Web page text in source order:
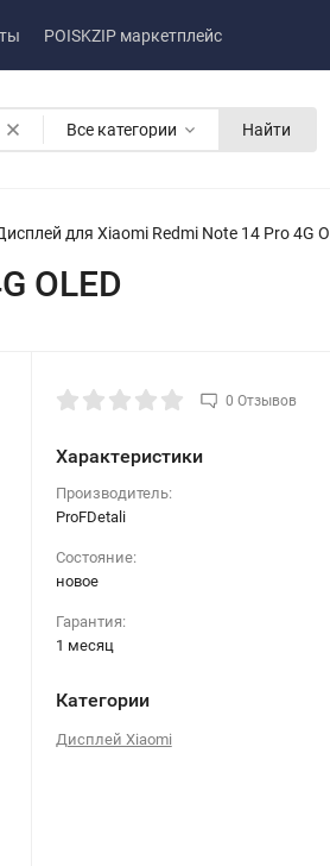
POISKZIP маркетплейс
Все категории Найти
для Xiaomi Redmi Note 14 Pro 4G
OLED
0 Отзывов
Характеристики
Производитель:
ProFDetali
Состояние:
новое
Гарантия:
1 месяц
Категории
Дисплей Xiaomi